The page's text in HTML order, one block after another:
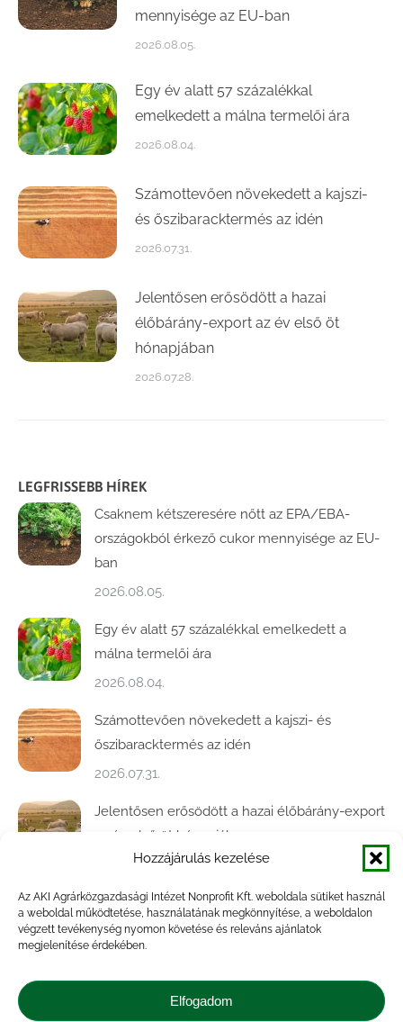
Hozzájárulás kezelése
Az AKI Agrárközgazdasági Intézet Nonprofit Kft. weboldala sütiket használ
a weboldal működtetése, használatának megkönnyítése, a weboldalon
végzett tevékenység nyomon követése és releváns ajánlatok
megjelenítése érdekében.
Elfogadom
mennyisége az EU-ban
2026.08.05.
Egy év alatt 57 százalékkal
emelkedett a málna termelői ára
2026.08.04.
Számottevően növekedett a kajszi-
és őszibaracktermés az idén
2026.07.31.
Jelentősen erősödött a hazai
élőbárány-export az év első öt
hónapjában
2026.07.28.
LEGFRISSEBB HÍREK
Csaknem kétszeresére nőtt az EPA/EBA-
országokból érkező cukor mennyisége az EU-
ban
2026.08.05.
Egy év alatt 57 százalékkal emelkedett a
málna termelői ára
2026.08.04.
Számottevően növekedett a kajszi- és
őszibaracktermés az idén
2026.07.31.
Jelentősen erősödött a hazai élőbárány-export
az év első öt hónapjában
2026.07.28.
Közel ötödével bővült a baromfivágás
Magyarországon
A végéhez közelít az őszi búza betakarítása